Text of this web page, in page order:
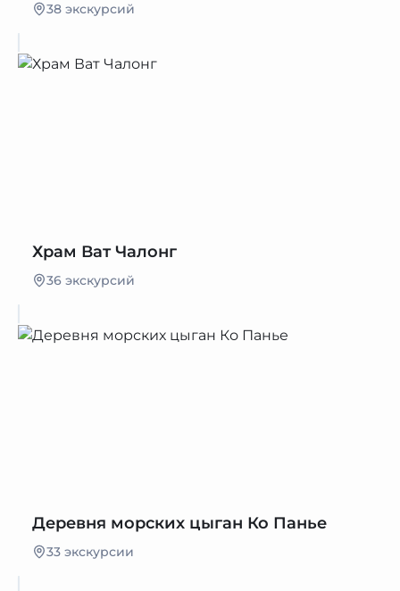
38 экскурсий
Храм Ват Чалонг
36 экскурсий
Деревня морских цыган Ко Панье
33 экскурсии